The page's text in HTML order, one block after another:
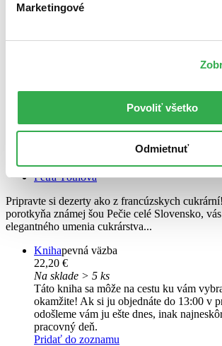
Marketingové
Povoliť všetko
Odmietnuť
Petra Tóthová
Pripravte si dezerty ako z francúzskych
porotkyňa známej šou Pečie celé Slovensko,
elegantného umenia cukrárstva...
Knihapevná väzba
22,20 €
Na sklade > 5 ks
Táto kniha sa môže na cestu ku vám
okamžite! Ak si ju objednáte do 13:00 v
odošleme vám ju ešte dnes, inak
pracovný deň.
Pridať do zoznamu